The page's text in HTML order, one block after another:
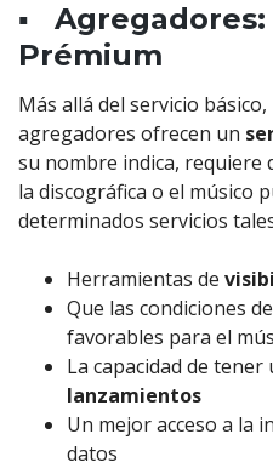
▪️ Agregadores:
Prémium
Más allá del servicio
agregadores ofrecen un
su nombre indica, requiere
la discográfica o el músico
determinados servicios
Herramientas de
Que las condiciones de
favorables para el
La capacidad de
lanzamientos
Un mejor acceso a la
datos